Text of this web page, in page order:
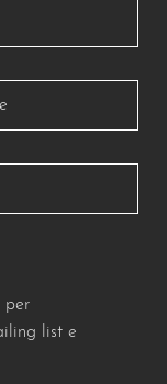
per
list e